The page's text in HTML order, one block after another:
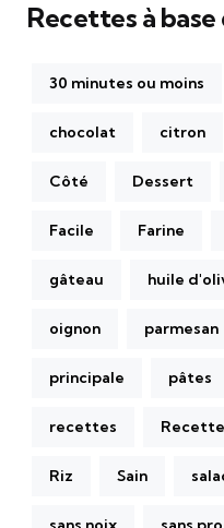
Recettes à base
30 minutes ou moins
chocolat citron
Côté Dessert
Facile Farine
gâteau huile
oignon parmesan
principale pâtes
recettes
Riz Sain